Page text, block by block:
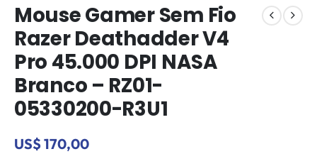
Mouse Gamer Sem Fio
Razer Deathadder V4
Pro 45.000 DPI NASA
Branco – RZ01-
05330200-R3U1
US$ 170,00